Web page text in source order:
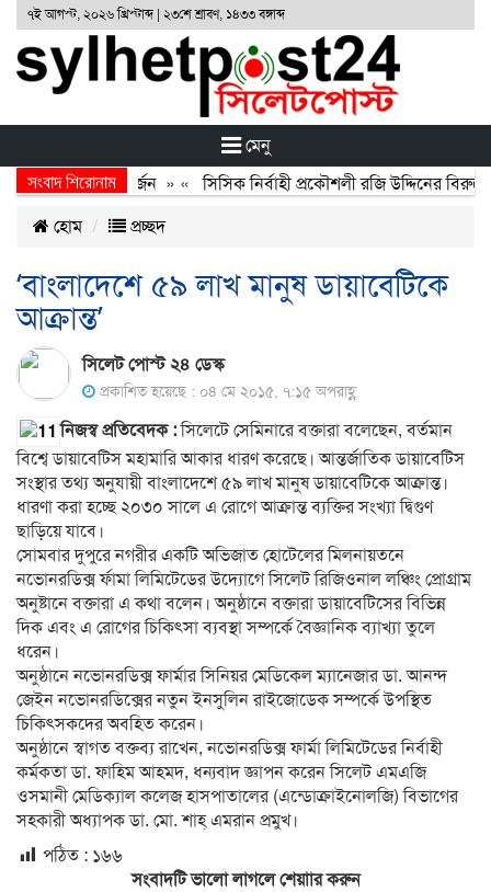
৭ই আগস্ট, ২০২৬ খ্রিস্টাব্দ | ২৩শে শ্রাবণ, ১৪৩৩ বঙ্গাব্দ
মেনু
সংবাদ শিরোনাম
বর্জন ও বিসর্জন» « সিসিক নির্বাহী প্রকৌশলী রজি উদ্দিনের
হোম
প্রচ্ছদ
‘বাংলাদেশে ৫৯ লাখ মানুষ ডায়াবেটিকে
আক্রান্ত’
সিলেট পোস্ট ২৪ ডেস্ক
প্রকাশিত হয়েছে : ০৪ মে ২০১৫, ৭:১৫ অপরাহ্ণ
নিজস্ব প্রতিবেদক :সিলেটে সেমিনারে বক্তারা বলেছেন, বর্তমান
বিশ্বে ডায়াবেটিস মহামারি আকার ধারণ করেছে। আন্তর্জাতিক ডায়াবেটিস
সংস্থার তথ্য অনুযায়ী বাংলাদেশে ৫৯ লাখ মানুষ ডায়াবেটিকে আক্রান্ত।
ধারণা করা হচ্ছে ২০৩০ সালে এ রোগে আক্রান্ত ব্যক্তির সংখ্যা দ্বিগুণ
ছাড়িয়ে যাবে।
সোমবার দুপুরে নগরীর একটি অভিজাত হোটেলের মিলনায়তনে
নভোনরডিক্স র্ফামা লিমিটেডের উদ্যোগে সিলেট রিজিওনাল লঞ্চিং প্রোগ্রাম
অনুষ্টানে বক্তারা এ কথা বলেন। অনুষ্ঠানে বক্তারা ডায়াবেটিসের বিভিন্ন
দিক এবং এ রোগের চিকিৎসা ব্যবস্থা সম্পর্কে বৈজ্ঞানিক ব্যাখ্যা তুলে
ধরেন।
অনুষ্ঠানে নভোনরডিক্স ফার্মার সিনিয়র মেডিকেল ম্যানেজার ডা. আনন্দ
জেইন নভোনরডিক্সের নতুন ইনসুলিন রাইজোডেক সম্পর্কে উপস্থিত
চিকিৎসকদের অবহিত করেন।
অনুষ্ঠানে স্বাগত বক্তব্য রাখেন, নভোনরডিক্স ফার্মা লিমিটেডের নির্বাহী
কর্মকতা ডা. ফাহিম আহমদ, ধন্যবাদ জ্ঞাপন করেন সিলেট এমএজি
ওসমানী মেডিক্যাল কলেজ হাসপাতালের (এন্ডোক্রাইনোলজি) বিভাগের
সহকারী অধ্যাপক ডা. মো. শাহ্ এমরান প্রমুখ।
পঠিত : ১৬৬
সংবাদটি ভালো লাগলে শেয়াার করুন